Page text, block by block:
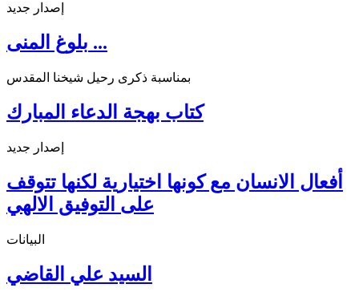
إصدار جديد
بلوغ المنى ...
بمناسبة ذكرى رحيل شيخنا المقدس
كتاب بهجة الدعاء المبارك
إصدار جديد
أفعال الانسان مع كونها اختيارية لكنها تتوقف
على التوفيق الالهي
البيانات
السيد علي القاضي